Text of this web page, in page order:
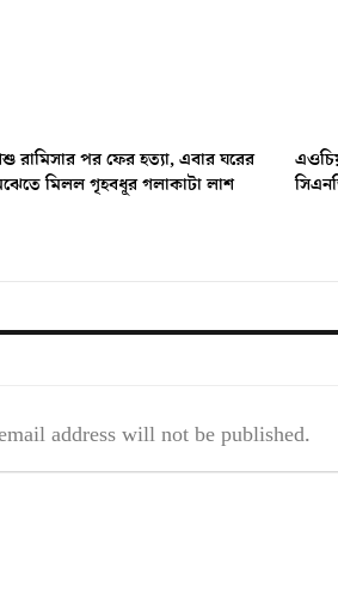
রামিসার পর ফের হত্যা, এবার ঘরের
মিলল গৃহবধূর গলাকাটা লাশ
address will not be published.